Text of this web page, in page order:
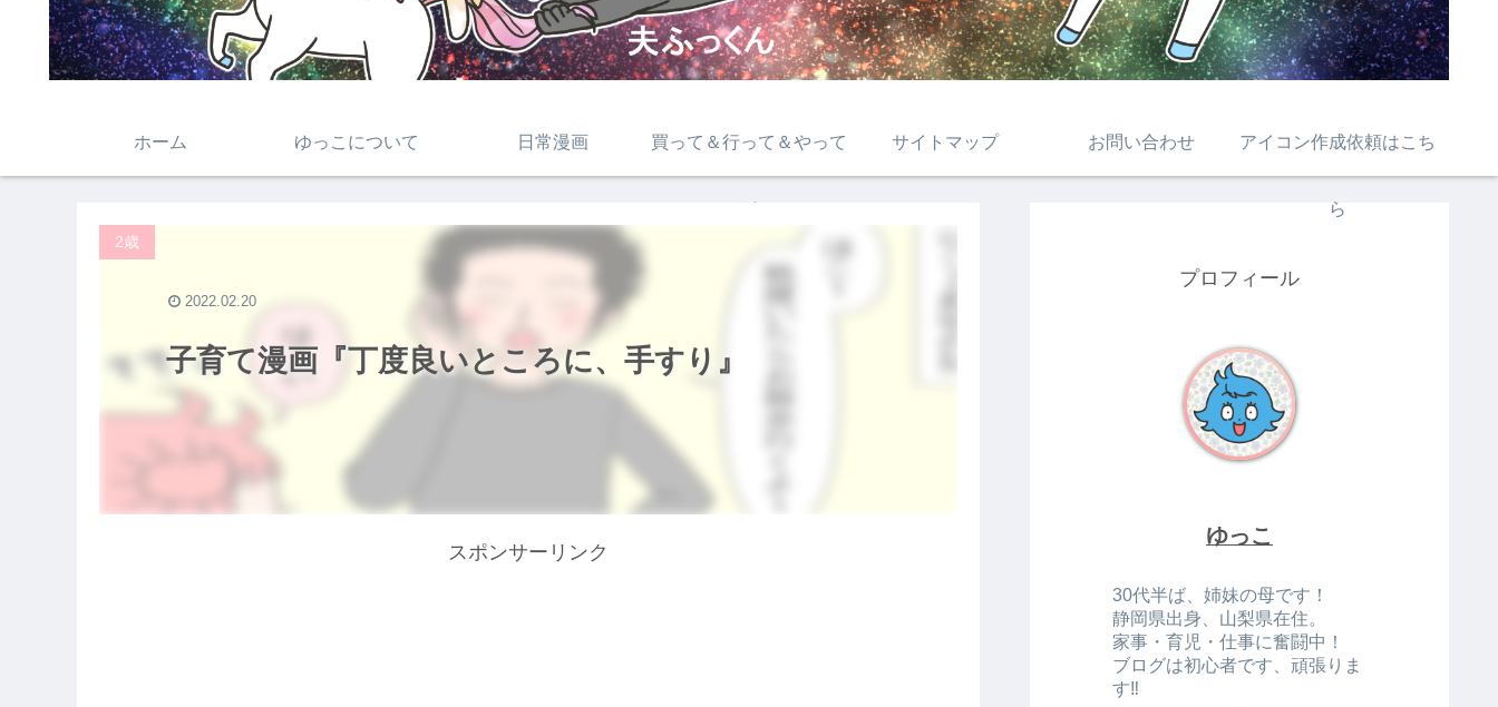
ホーム ゆっこについて 日常漫画 買って＆行って＆やって
みた
サイトマップ お問い合わせ アイコン作成依頼はこち
ら
子育て漫画『丁度良いところに、手すり』
2歳
2022.02.20
スポンサーリンク
プロフィール
ゆっこ
30代半ば、姉妹の母です！
静岡県出身、山梨県在住。
家事・育児・仕事に奮闘中！
ブログは初心者です、頑張りま
す‼